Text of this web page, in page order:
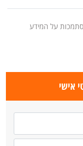
על המידע
אישי